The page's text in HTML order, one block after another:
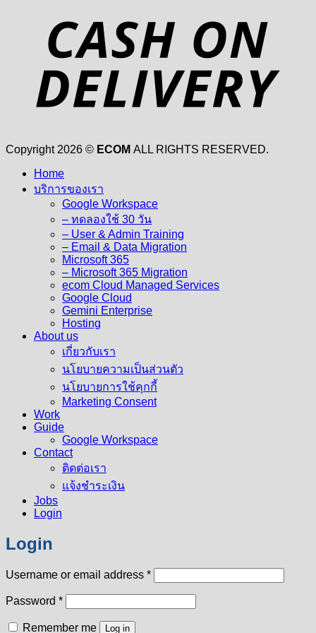
Copyright 2026 © ECOM ALL RIGHTS RESERVED.
Home
บริการของเรา
Google Workspace
– ทดลองใช้ 30 วัน
– User & Admin Training
– Email & Data Migration
Microsoft 365
– Microsoft 365 Migration
ecom Cloud Managed Services
Google Cloud
Gemini Enterprise
Hosting
About us
เกี่ยวกับเรา
นโยบายความเป็นส่วนตัว
นโยบายการใช้คุกกี้
Marketing Consent
Work
Guide
Google Workspace
Contact
ติดต่อเรา
แจ้งชำระเงิน
Jobs
Login
Login
Username or email address *Required
Password *Required
Remember me Log in